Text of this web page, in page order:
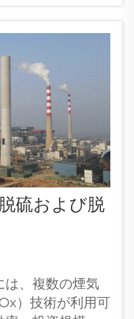
硫および脱
は、複数の煙気
）技術が利用可